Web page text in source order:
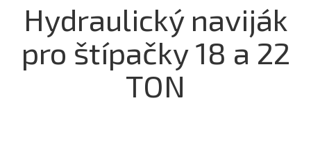
Hydraulický naviják
pro štípačky 18 a 22
TON